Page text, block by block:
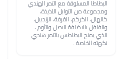
البطاطا المسلوقة مع التمر الهندي
ومجموعة من التوابل اللذيذة،
كالهال، الكركم، القرفة، الزنجبيل،
والفلفل بالاضافة للبصل والثوم ،
الذي يمنح البطاطس بالتمر هندي
نكهته الخاصة .